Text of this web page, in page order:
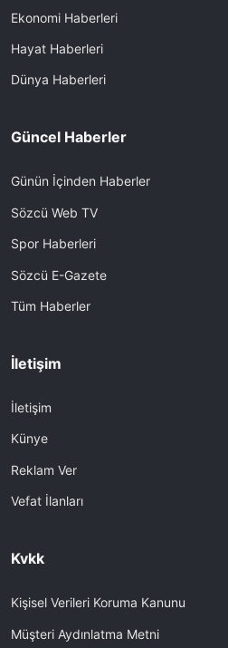
Ekonomi Haberleri
Hayat Haberleri
Dünya Haberleri
Güncel Haberler
Günün İçinden Haberler
Sözcü Web TV
Spor Haberleri
Sözcü E-Gazete
Tüm Haberler
İletişim
İletişim
Künye
Reklam Ver
Vefat İlanları
Kvkk
Kişisel Verileri Koruma Kanunu
Müşteri Aydınlatma Metni